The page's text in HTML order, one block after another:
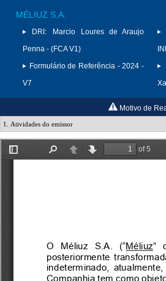
MÉLIUZ S.A.
DRI:
Marcio Loures de Araujo
Penna - (FCA V1)
Formulário de Referência - 2024 -
V7
Motivo de